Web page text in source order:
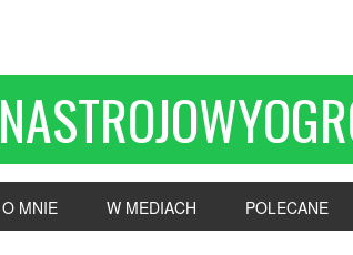
O MNIE W MEDIACH POLECANE